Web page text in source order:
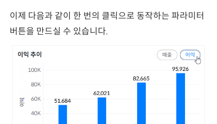
이제 다음과 같이 한 번의 클릭으로 동작하는 파라미터
버튼을 만드실 수 있습니다.